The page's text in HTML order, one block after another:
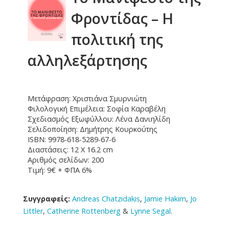
Φροντίδας – Η
πολιτική της
αλληλεξάρτησης
Μετάφραση: Χριστιάνα Σμυρνιώτη
Φιλολογική Επιμέλεια: Σοφία Καραβέλη
Σχεδιασμός Εξωφύλλου: Λένα Δανιηλίδη
Σελιδοποίηση: Δημήτρης Κουρκούτης
ISBN: 9978-618-5289-67-6
Διαστάσεις: 12 Χ 16.2 cm
Αριθμός σελίδων: 200
Τιμή: 9€ + ΦΠΑ 6%
Συγγραφείς: Andreas Chatzidakis, Jamie Hakim, Jo
Littler, Catherine Rottenberg& Lynne Segal.